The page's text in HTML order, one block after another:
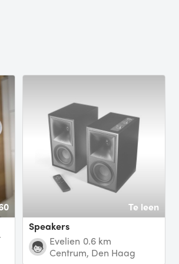
Te leen
Speakers
Evelien 0.6 km
Centrum, Den Haag